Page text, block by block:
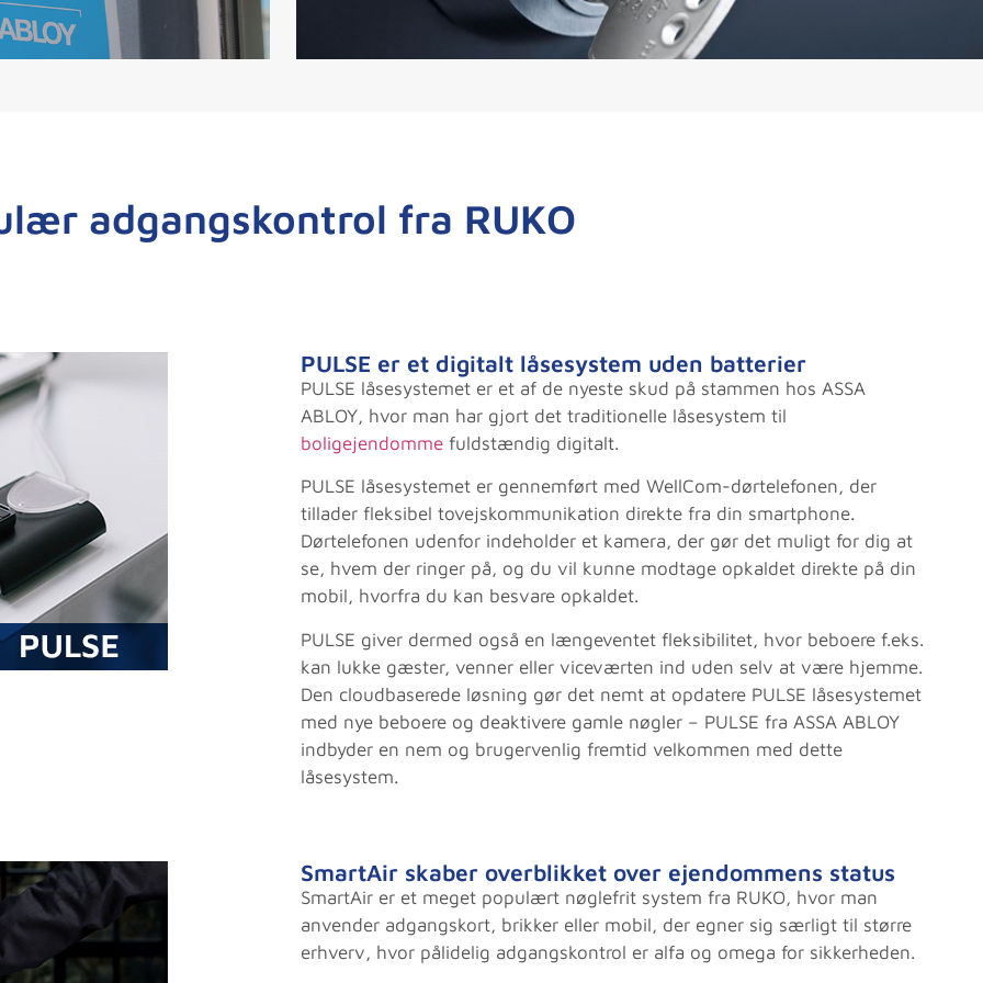
adgangskontrol fra RUKO
PULSE er et digitalt låsesystem uden batterier
PULSE låsesystemet er et af de nyeste skud på stammen hos ASSA
ABLOY, hvor man har gjort det traditionelle låsesystem til
boligejendomme fuldstændig digitalt.
PULSE låsesystemet er gennemført med WellCom-dørtelefonen, der
tillader fleksibel tovejskommunikation direkte fra din smartphone.
Dørtelefonen udenfor indeholder et kamera, der gør det muligt for dig at
se, hvem der ringer på, og du vil kunne modtage opkaldet direkte på din
mobil, hvorfra du kan besvare opkaldet.
PULSE giver dermed også en længeventet fleksibilitet, hvor beboere f.eks.
kan lukke gæster, venner eller viceværten ind uden selv at være hjemme.
Den cloudbaserede løsning gør det nemt at opdatere PULSE låsesystemet
med nye beboere og deaktivere gamle nøgler – PULSE fra ASSA ABLOY
indbyder en nem og brugervenlig fremtid velkommen med dette
låsesystem.
SmartAir skaber overblikket over ejendommens status
SmartAir er et meget populært nøglefrit system fra RUKO, hvor man
anvender adgangskort, brikker eller mobil, der egner sig særligt til større
erhverv, hvor pålidelig adgangskontrol er alfa og omega for sikkerheden.